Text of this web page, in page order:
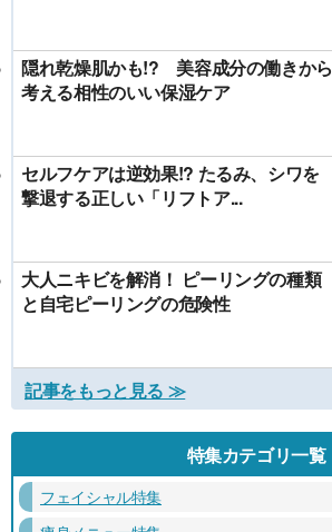
隠れ乾燥肌かも!? 美容成分の働きから
考える相性のいい保湿ケア
セルフケアは逆効果!? たるみ、シワを
撃退する正しい「リフトア...
大人ニキビを解消！ ピーリングの種類
と自宅ピーリングの危険性
記事をもっと見る ≫
特集カテゴリ一覧
フェイシャル特集